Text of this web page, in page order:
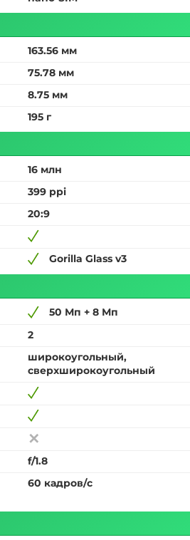
163.56 мм
75.78 мм
8.75 мм
195 г
16 млн
399 ppi
20:9
Gorilla Glass v3
50 Мп + 8 Мп
2
широкоугольный,
сверхширокоугольный
f/1.8
60 кадров/с